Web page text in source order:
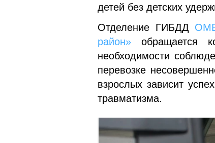
детей без детских
Отделение ГИБДД
район» обращается
необходимости
перевозке
взрослых зависит
травматизма.